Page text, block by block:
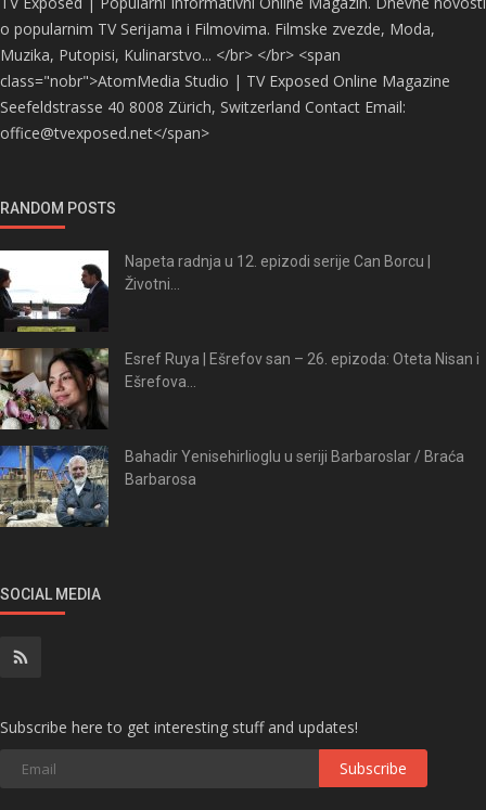
o popularnim TV Serijama i Filmovima. Filmske zvezde, Moda,
Muzika, Putopisi, Kulinarstvo... </br> </br> <span
class="nobr">AtomMedia Studio | TV Exposed Online Magazine
Seefeldstrasse 40 8008 Zürich, Switzerland Contact Email:
office@tvexposed.net</span>
RANDOM POSTS
Napeta radnja u 12. epizodi serije Can Borcu |
Životni...
Esref Ruya | Ešrefov san – 26. epizoda: Oteta Nisan i
Ešrefova...
Bahadir Yenisehirlioglu u seriji Barbaroslar / Braća
Barbarosa
SOCIAL MEDIA
Subscribe here to get interesting stuff and updates!
Subscribe